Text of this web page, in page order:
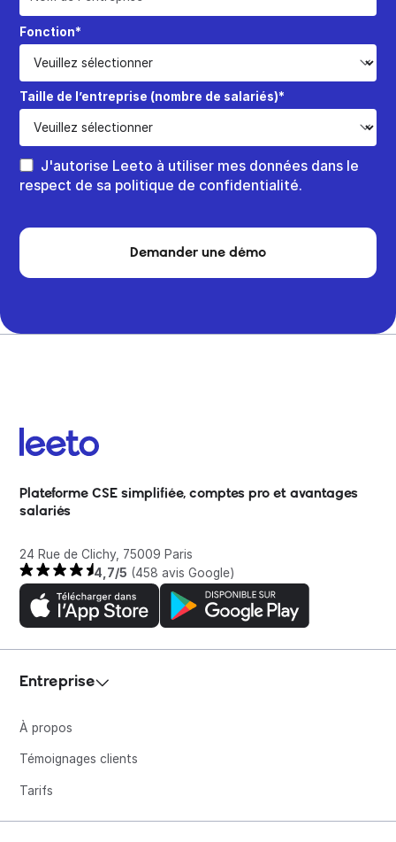
Fonction*
Taille de l’entreprise (nombre de salariés)*
J'autorise Leeto à utiliser mes données dans le
respect de sa politique de confidentialité.
Demander une démo
Plateforme CSE simplifiée, comptes pro et avantages
salariés
24 Rue de Clichy, 75009 Paris
4,7/5 (458 avis Google)
Entreprise
À propos
Témoignages clients
Tarifs